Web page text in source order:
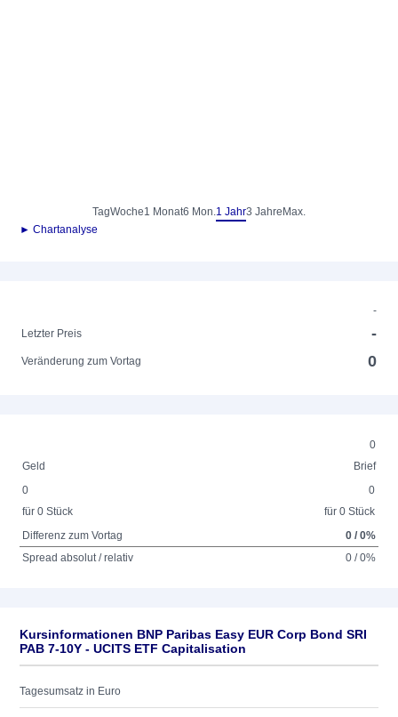
TagWoche1 Monat6 Mon.1 Jahr3 Jahre Max.
► Chartanalyse
-
Letzter Preis
-
Veränderung zum Vortag 0
0
Geld
Brief
0
für 0 Stück
0
für 0 Stück
Differenz zum Vortag
0 / 0%
Spread absolut / relativ
0 / 0%
Kursinformationen BNP Paribas Easy EUR Corp Bond SRI
PAB 7-10Y - UCITS ETF Capitalisation
Tagesumsatz in Euro